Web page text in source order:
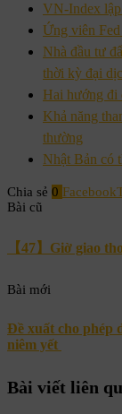
VN-Index lập
Ứng viên
Nhà đầu tư
thời kỳ đại
Hai hướng đi
Khả năng
thường
Nhật Bản có
Chia sẻ 0 Facebook
Bài cũ
【47】Giờ giao
Bài mới
Đề xuất cho phép
niêm yết
Bài viết liên